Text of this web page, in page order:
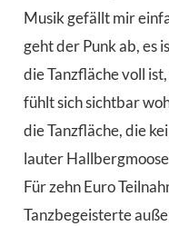
Musik gefällt mir
geht der Punk ab, es
die Tanzfläche voll
fühlt sich sichtbar
die Tanzfläche, die
lauter
Für zehn Euro
Tanzbegeisterte